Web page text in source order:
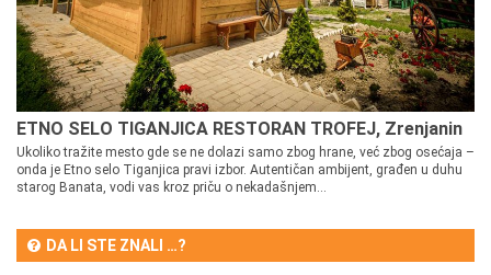
ETNO SELO TIGANJICA RESTORAN TROFEJ, Zrenjanin
Ukoliko tražite mesto gde se ne dolazi samo zbog hrane, već zbog osećaja –
onda je Etno selo Tiganjica pravi izbor. Autentičan ambijent, građen u duhu
starog Banata, vodi vas kroz priču o nekadašnjem...
DA LI STE ZNALI …?